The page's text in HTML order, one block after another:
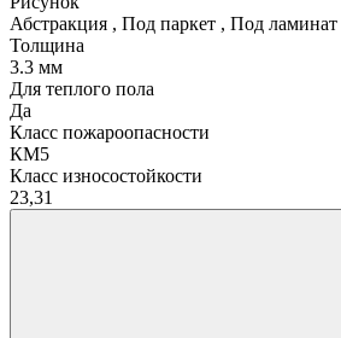
Абстракция , Под паркет , Под ламинат
Толщина
3.3 мм
Для теплого пола
Да
Класс пожароопасности
КМ5
Класс износостойкости
23,31